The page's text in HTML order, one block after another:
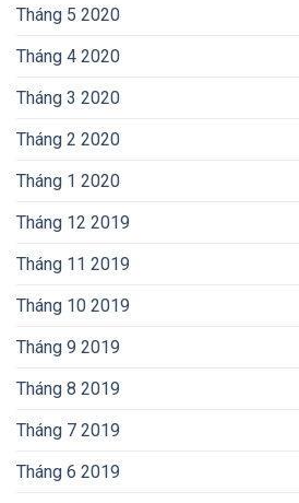
Tháng 5 2020
Tháng 4 2020
Tháng 3 2020
Tháng 2 2020
Tháng 1 2020
Tháng 12 2019
Tháng 11 2019
Tháng 10 2019
Tháng 9 2019
Tháng 8 2019
Tháng 7 2019
Tháng 6 2019